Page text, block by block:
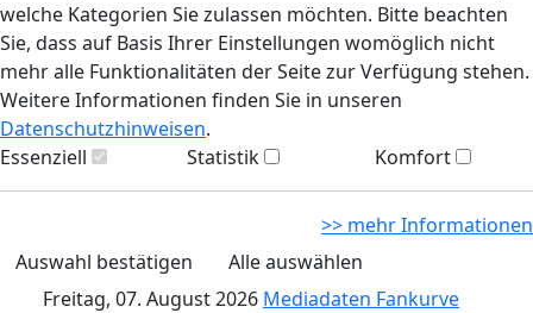
welche Kategorien Sie zulassen möchten. Bitte beachten
Sie, dass auf Basis Ihrer Einstellungen womöglich nicht
mehr alle Funktionalitäten der Seite zur Verfügung stehen.
Weitere Informationen finden Sie in unseren
Datenschutzhinweisen.
Essenziell
Statistik Komfort
>> mehr Informationen
Auswahl bestätigen
Alle auswählen
Freitag, 07. August 2026 Mediadaten Fankurve